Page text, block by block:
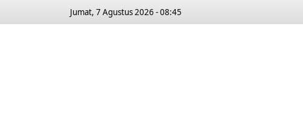
Jumat, 7 Agustus 2026 - 08:45